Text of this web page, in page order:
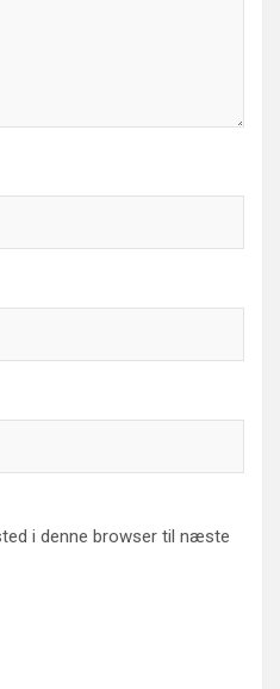
i denne browser til næste